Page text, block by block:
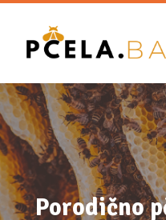
Porodično